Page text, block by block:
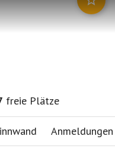
freie Plätze
Anmeldungen